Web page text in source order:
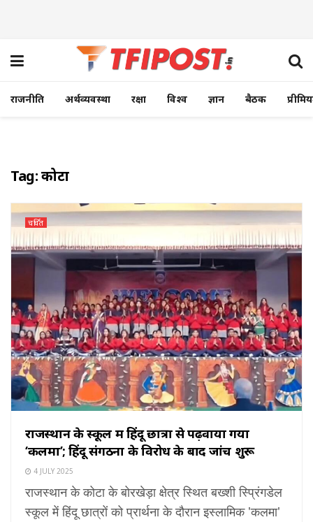
राजनीति अर्थव्यवस्था रक्षा विश्व ज्ञान बैठक
Tag:कोटा
चर्चित
राजस्थान के स्कूल में हिंदू छात्रों से पढ़वाया गया
‘कलमा’; हिंदू संगठनों के विरोध के बाद जांच शुरू
4 JULY 2025
राजस्थान के कोटा के बोरखेड़ा क्षेत्र स्थित बख्शी स्प्रिंगडेल
स्कूल में हिंदू छात्रों को प्रार्थना के दौरान इस्लामिक 'कलमा'